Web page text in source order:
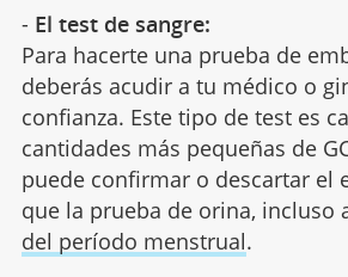
- El test de sangre:
Para hacerte una prueba de
deberás acudir a tu médico o
confianza. Este tipo de test es
cantidades más pequeñas de
puede confirmar o descartar el
que la prueba de orina, incluso
del período menstrual.